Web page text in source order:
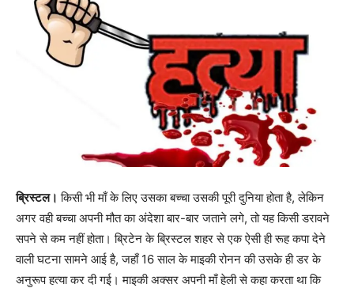
ब्रिस्टल। किसी भी माँ के लिए उसका बच्चा उसकी पूरी दुनिया होता है, लेकिन
अगर वही बच्चा अपनी मौत का अंदेशा बार-बार जताने लगे, तो यह किसी डरावने
सपने से कम नहीं होता। ब्रिटेन के ब्रिस्टल शहर से एक ऐसी ही रूह कपा देने
वाली घटना सामने आई है, जहाँ 16 साल के माइकी रोनन की उसके ही डर के
अनुरूप हत्या कर दी गई। माइकी अक्सर अपनी माँ हेली से कहा करता था कि